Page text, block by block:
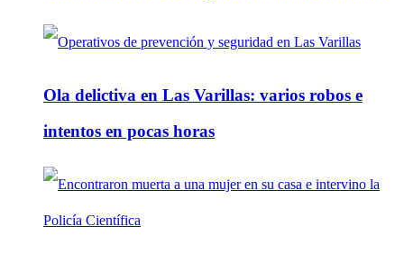
Ola delictiva en Las Varillas: varios robos e
intentos en pocas horas